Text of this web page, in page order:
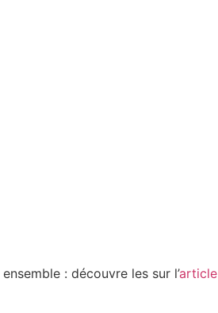
ensemble : découvre les sur l’article